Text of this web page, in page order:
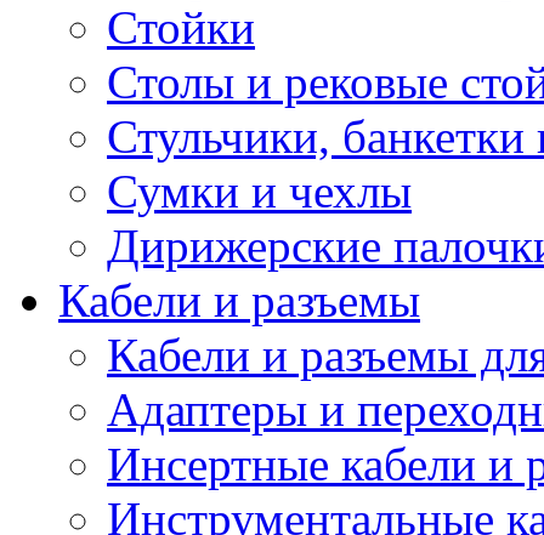
Стойки
Столы и рековые
Стульчики, банкетки
Сумки и чехлы
Дирижерские
Кабели и разъемы
Кабели и разъемы
Адаптеры и
Инсертные кабели и
Инструментальные